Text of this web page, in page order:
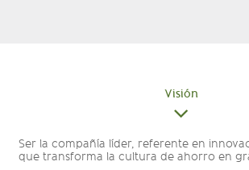
Visión
Ser la compañía líder, referente en
que transforma la cultura de ahorro en